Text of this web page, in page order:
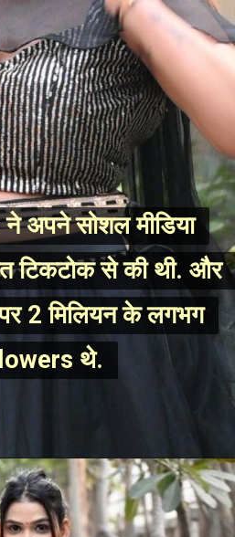
अपने सोशल मीडिया
टिकटोक से की थी. और
2 मिलियन के लगभग
थे.
अपने सोशल मीडिया
टिकटोक से की थी. और
2 मिलियन के लगभग
थे.